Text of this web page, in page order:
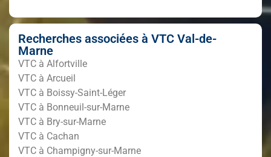
Recherches associées à VTC Val-de-
Marne
VTC à Alfortville
VTC à Arcueil
VTC à Boissy-Saint-Léger
VTC à Bonneuil-sur-Marne
VTC à Bry-sur-Marne
VTC à Cachan
VTC à Champigny-sur-Marne